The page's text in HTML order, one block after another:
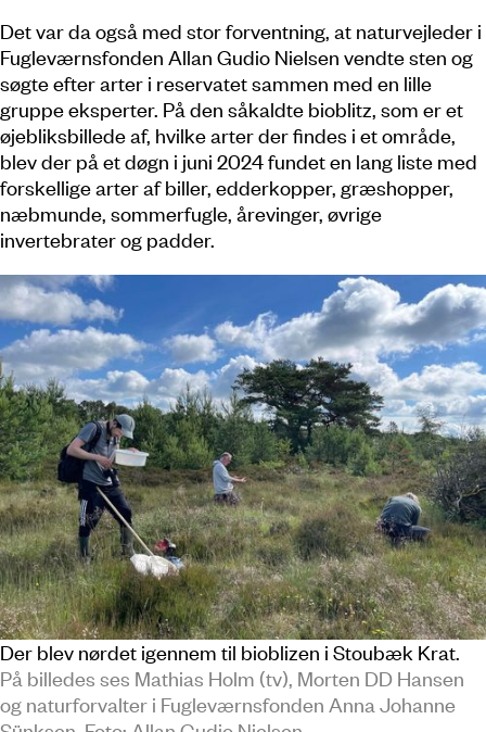
Det var da også med stor forventning, at naturvejleder i
Fugleværnsfonden Allan Gudio Nielsen vendte sten og
søgte efter arter i reservatet sammen med en lille
gruppe eksperter. På den såkaldte bioblitz, som er et
øjebliksbillede af, hvilke arter der findes i et område,
blev der på et døgn i juni 2024 fundet en lang liste med
forskellige arter af biller, edderkopper, græshopper,
næbmunde, sommerfugle, årevinger, øvrige
invertebrater og padder.
Der blev nørdet igennem til bioblizen i Stoubæk Krat.
På billedes ses Mathias Holm (tv), Morten DD Hansen
og naturforvalter i Fugleværnsfonden Anna Johanne